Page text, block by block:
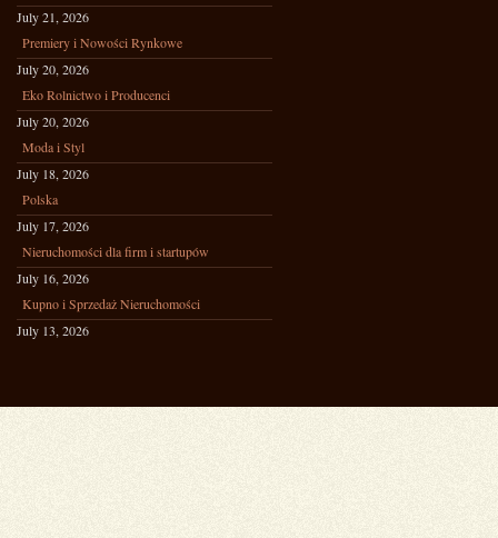
July 21, 2026
Premiery i Nowości Rynkowe
July 20, 2026
Eko Rolnictwo i Producenci
July 20, 2026
Moda i Styl
July 18, 2026
Polska
July 17, 2026
Nieruchomości dla firm i startupów
July 16, 2026
Kupno i Sprzedaż Nieruchomości
July 13, 2026